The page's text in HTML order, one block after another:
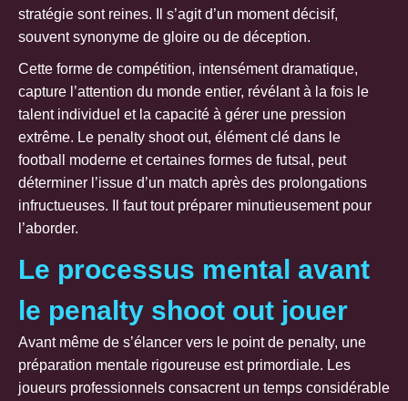
stratégie sont reines. Il s’agit d’un moment décisif,
souvent synonyme de gloire ou de déception.
Cette forme de compétition, intensément dramatique,
capture l’attention du monde entier, révélant à la fois le
talent individuel et la capacité à gérer une pression
extrême. Le penalty shoot out, élément clé dans le
football moderne et certaines formes de futsal, peut
déterminer l’issue d’un match après des prolongations
infructueuses. Il faut tout préparer minutieusement pour
l’aborder.
Le processus mental avant
le penalty shoot out jouer
Avant même de s’élancer vers le point de penalty, une
préparation mentale rigoureuse est primordiale. Les
joueurs professionnels consacrent un temps considérable